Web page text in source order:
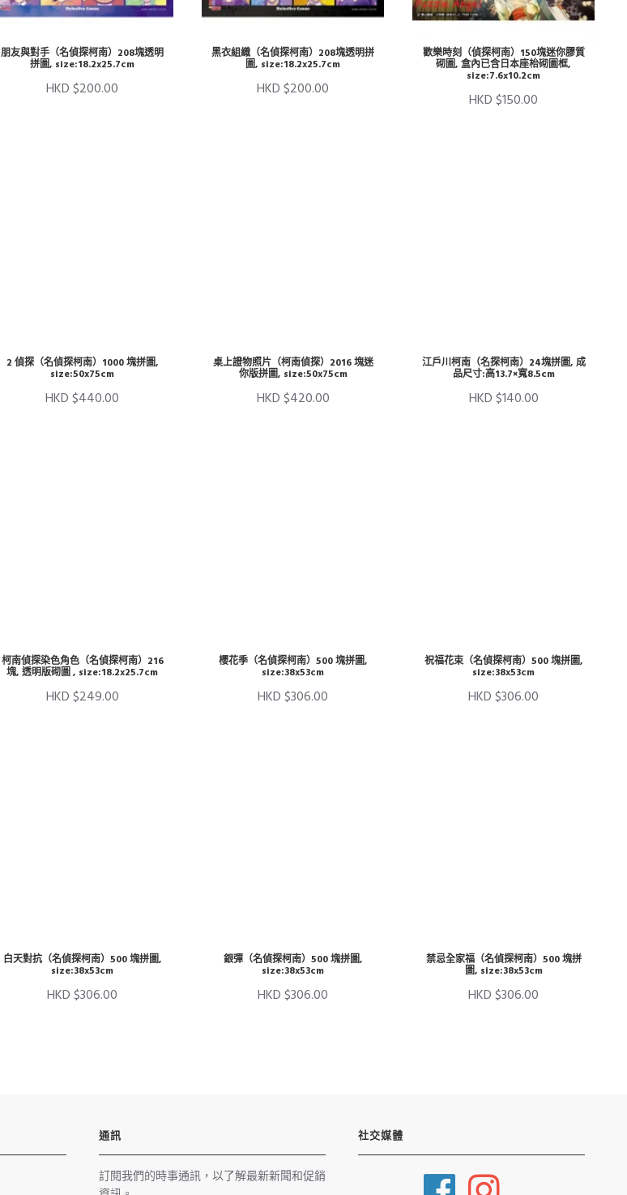
朋友與對手（名偵探柯南）208塊透明
拼圖, size:18.2x25.7cm
HKD $200.00
黑衣組織（名偵探柯南）208塊透明拼
圖, size:18.2x25.7cm
HKD $200.00
歡樂時刻（偵探柯南）150塊迷你膠質
砌圖, 盒內已含日本座枱砌圖框,
size:7.6x10.2cm
HKD $150.00
2 偵探（名偵探柯南）1000 塊拼圖,
size:50x75cm
HKD $440.00
桌上證物照片（柯南偵探）2016 塊迷
你版拼圖, size:50x75cm
HKD $420.00
江戶川柯南（名探柯南）24塊拼圖, 成
品尺寸:高13.7×寬8.5cm
HKD $140.00
柯南偵探染色角色（名偵探柯南）216
塊, 透明版砌圖 , size:18.2x25.7cm
HKD $249.00
櫻花季（名偵探柯南）500 塊拼圖,
size:38x53cm
HKD $306.00
祝福花束（名偵探柯南）500 塊拼圖,
size:38x53cm
HKD $306.00
白天對抗（名偵探柯南）500 塊拼圖,
size:38x53cm
HKD $306.00
銀彈（名偵探柯南）500 塊拼圖,
size:38x53cm
HKD $306.00
禁忌全家福（名偵探柯南）500 塊拼
圖, size:38x53cm
HKD $306.00
通訊
訂閱我們的時事通訊，以了解最新新聞和促銷
社交媒體